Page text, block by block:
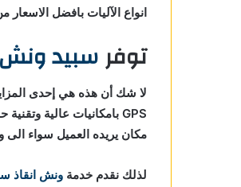
انواع الآليات بافضل الاسعار
توفرسبيد ونش
لا شك أن هذه هي إحدى
GPS بامكانيات عالية وتقنية حديثة عالمية مما تتمكن من
مكان يريده العميل سواء الى
لذلك نقدم خدمة ونش انقاذ